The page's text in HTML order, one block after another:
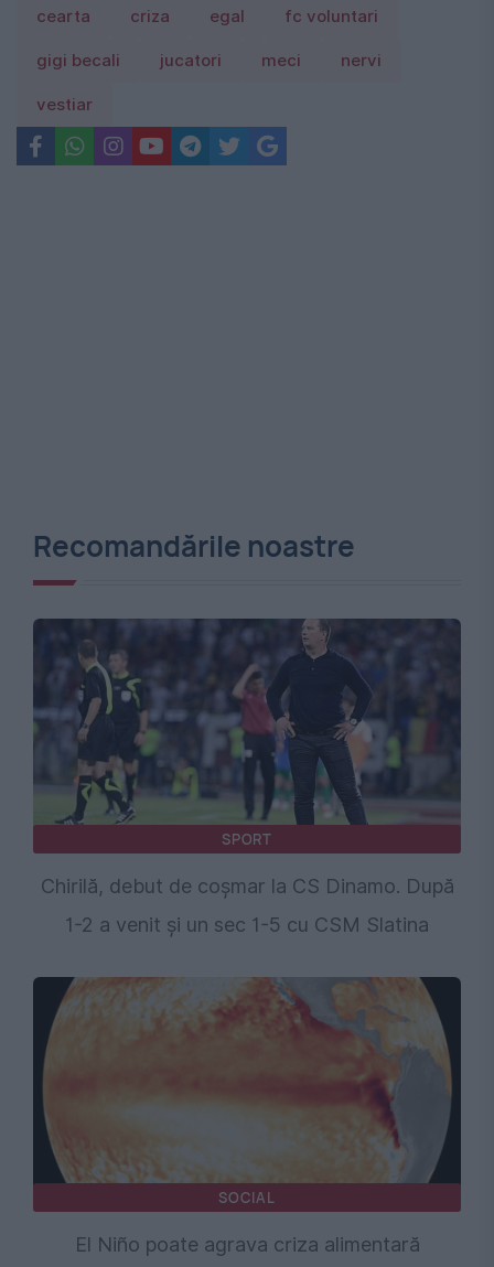
cearta criza egal fc voluntari
gigi becali jucatori meci nervi
vestiar
Recomandările noastre
SPORT
Chirilă, debut de coșmar la CS Dinamo. După
1-2 a venit și un sec 1-5 cu CSM Slatina
SOCIAL
El Niño poate agrava criza alimentară